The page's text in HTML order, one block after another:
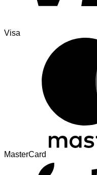
Visa
MasterCard